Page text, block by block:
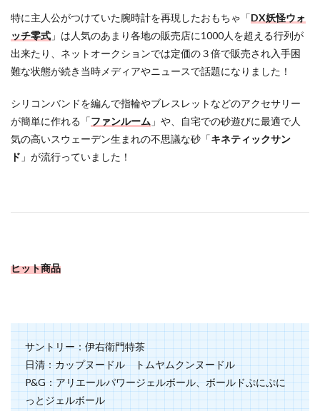
特に主人公がつけていた腕時計を再現したおもちゃ「DX妖怪ウォ
ッチ零式 」は人気のあまり各地の販売店に1000人を超える行列が
出来たり、ネットオークションでは定価の３倍で販売され入手困
難な状態が続き当時メディアやニュースで話題になりました！
シリコンバンドを編んで指輪やブレスレットなどのアクセサリー
が簡単に作れる「ファンルーム 」や、自宅での砂遊びに最適で人
気の高いスウェーデン生まれの不思議な砂「キネティックサン
ド 」が流行っていました！
ヒット商品
サントリー：伊右衛門特茶
日清：カップヌードル トムヤムクンヌードル
P&G：アリエールパワージェルボール、ボールドぷにぷに
っとジェルボール